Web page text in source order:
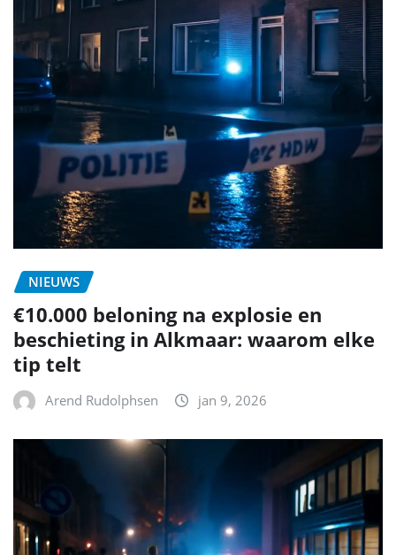
NIEUWS
€10.000 beloning na explosie en
beschieting in Alkmaar: waarom elke
tip telt
Arend Rudolphsen jan 9, 2026